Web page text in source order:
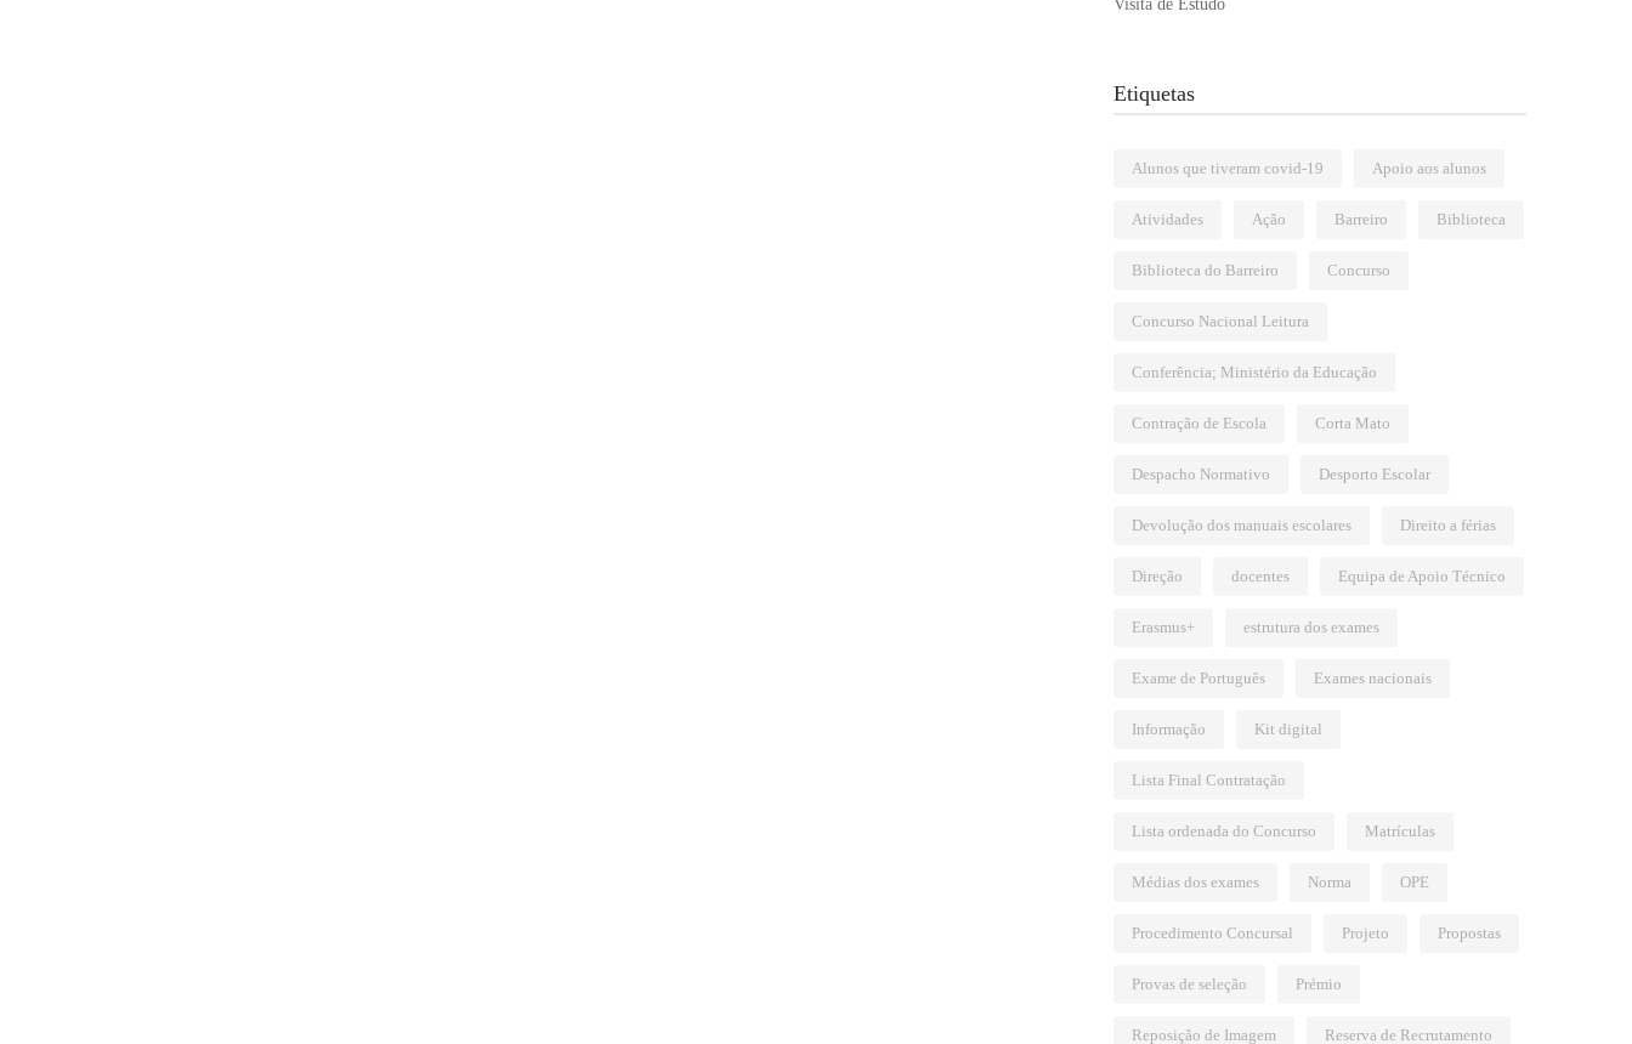
Visita de Estudo
Etiquetas
Alunos que tiveram covid-19 Apoio aos alunos
Atividades Ação Barreiro Biblioteca
Biblioteca do Barreiro Concurso
Concurso Nacional Leitura
Conferência; Ministério da Educação
Contração de Escola Corta Mato
Despacho Normativo Desporto Escolar
Devolução dos manuais escolares Direito a férias
Direção docentes Equipa de Apoio Técnico
Erasmus+ estrutura dos exames
Exame de Português Exames nacionais
Informação Kit digital
Lista Final Contratação
Lista ordenada do Concurso Matrículas
Médias dos exames Norma OPE
Procedimento Concursal Projeto Propostas
Provas de seleção Prémio
Reposição de Imagem Reserva de Recrutamento